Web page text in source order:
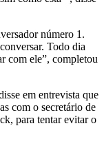
número 1.
Todo dia
com ele”, completou
em entrevista que
com o secretário de
para tentar evitar o